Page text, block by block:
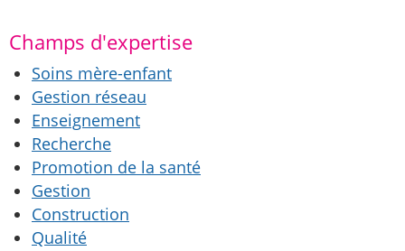
Champs d'expertise
Soins mère-enfant
Gestion réseau
Enseignement
Recherche
Promotion de la santé
Gestion
Construction
Qualité